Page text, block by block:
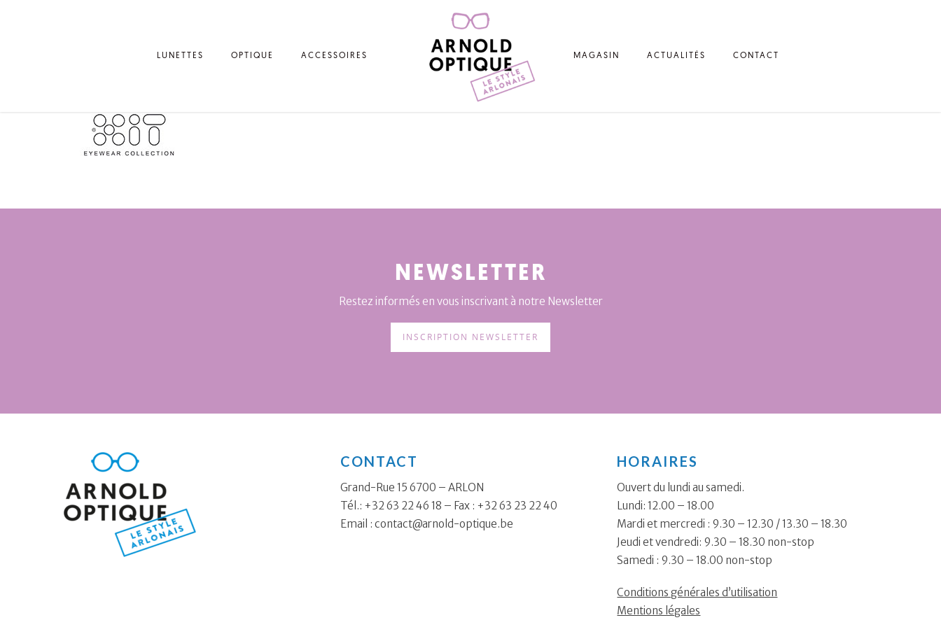
LUNETTES OPTIQUE ACCESSOIRES MAGASIN ACTUALITÉS CONTACT
NEWSLETTER
Restez informés en vous inscrivant à notre Newsletter
INSCRIPTION NEWSLETTER
CONTACT
Grand-Rue 15 6700 – ARLON
Tél.: +32 63 22 46 18 – Fax : +32 63 23 22 40
Email : contact@arnold-optique.be
HORAIRES
Ouvert du lundi au samedi.
Lundi: 12.00 – 18.00
Mardi et mercredi : 9.30 – 12.30 / 13.30 – 18.30
Jeudi et vendredi: 9.30 – 18.30 non-stop
Samedi : 9.30 – 18.00 non-stop
Conditions générales d’utilisation
Mentions légales